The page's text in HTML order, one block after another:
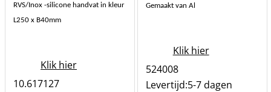
RVS/Inox -silicone handvat in kleur
L250 x B40mm
Klik hier
10.617127
Gemaakt van Al
Klik hier
524008
Levertijd:5-7 dagen